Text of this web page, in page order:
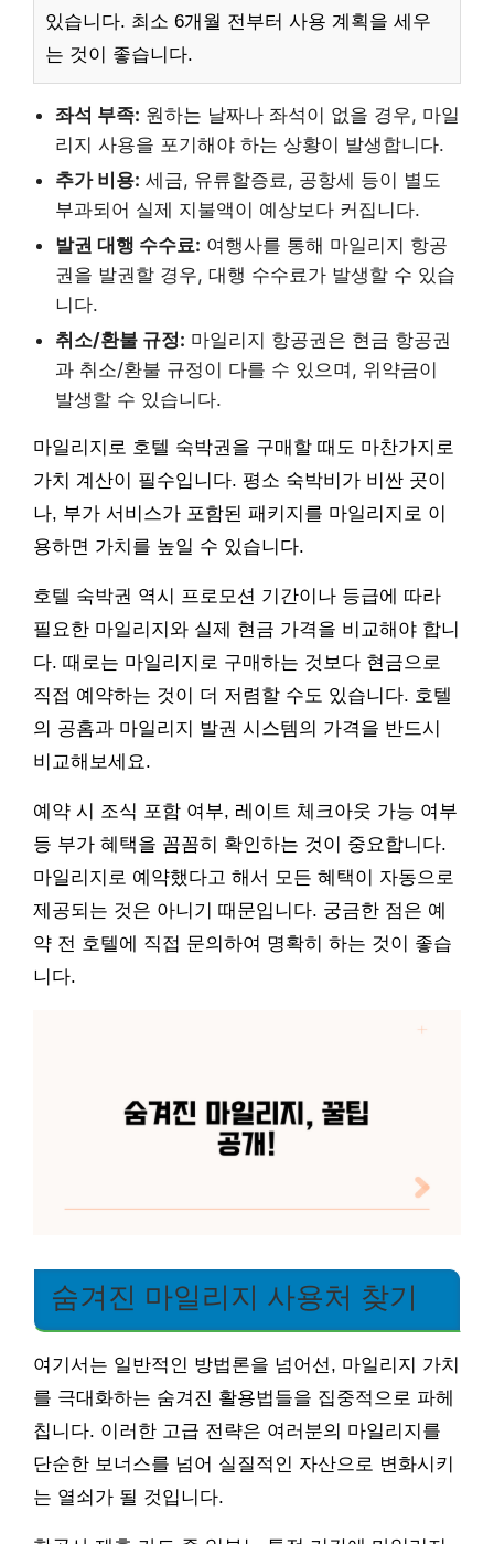
있습니다. 최소 6개월 전부터 사용 계획을 세우
는 것이 좋습니다.
좌석 부족: 원하는 날짜나 좌석이 없을 경우, 마일
리지 사용을 포기해야 하는 상황이 발생합니다.
추가 비용: 세금, 유류할증료, 공항세 등이 별도
부과되어 실제 지불액이 예상보다 커집니다.
발권 대행 수수료: 여행사를 통해 마일리지 항공
권을 발권할 경우, 대행 수수료가 발생할 수 있습
니다.
취소/환불 규정: 마일리지 항공권은 현금 항공권
과 취소/환불 규정이 다를 수 있으며, 위약금이
발생할 수 있습니다.
마일리지로 호텔 숙박권을 구매할 때도 마찬가지로
가치 계산이 필수입니다. 평소 숙박비가 비싼 곳이
나, 부가 서비스가 포함된 패키지를 마일리지로 이
용하면 가치를 높일 수 있습니다.
호텔 숙박권 역시 프로모션 기간이나 등급에 따라
필요한 마일리지와 실제 현금 가격을 비교해야 합니
다. 때로는 마일리지로 구매하는 것보다 현금으로
직접 예약하는 것이 더 저렴할 수도 있습니다. 호텔
의 공홈과 마일리지 발권 시스템의 가격을 반드시
비교해보세요.
예약 시 조식 포함 여부, 레이트 체크아웃 가능 여부
등 부가 혜택을 꼼꼼히 확인하는 것이 중요합니다.
마일리지로 예약했다고 해서 모든 혜택이 자동으로
제공되는 것은 아니기 때문입니다. 궁금한 점은 예
약 전 호텔에 직접 문의하여 명확히 하는 것이 좋습
니다.
숨겨진 마일리지 사용처 찾기
여기서는 일반적인 방법론을 넘어선, 마일리지 가치
를 극대화하는 숨겨진 활용법들을 집중적으로 파헤
칩니다. 이러한 고급 전략은 여러분의 마일리지를
단순한 보너스를 넘어 실질적인 자산으로 변화시키
는 열쇠가 될 것입니다.